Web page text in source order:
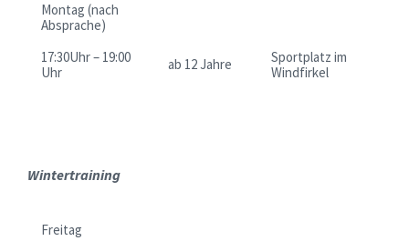
Montag (nach
Absprache)
17:30Uhr – 19:00
Uhr
ab 12 Jahre
Sportplatz im
Windfirkel
Wintertraining
Freitag